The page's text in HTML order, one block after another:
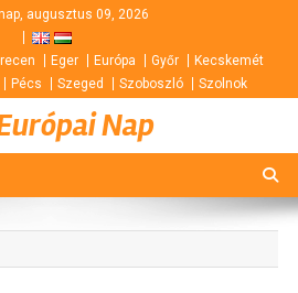
augusztus 09, 2026
Eger Európa Győr
Kecskemét
Pécs Szeged Szoboszló Szolnok
Nap